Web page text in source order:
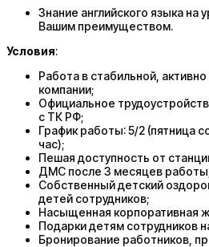
Знание английского языка на
Вашим преимуществом.
Условия:
Работа в стабильной,
компании;
Официальное
с ТК РФ;
График работы: 5/2 (пятница
час);
Пешая доступность от
ДМС после 3 месяцев
Собственный детский
детей сотрудников;
Насыщенная корпоративная
Подарки детям сотрудников
Бронирование работников,